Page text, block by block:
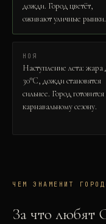
дожди. Город цветёт,
оживают уличные рынки.
НОЯ
Наступление лета: жара
30°C, дожди становятся
сильнее. Город готовится
карнавальному сезону.
ЧЕМ ЗНАМЕНИТ ГОРОД
За что любят